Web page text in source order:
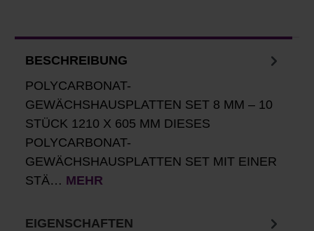
BESCHREIBUNG
POLYCARBONAT-
GEWÄCHSHAUSPLATTEN SET 8 MM – 10
STÜCK 1210 X 605 MM DIESES
POLYCARBONAT-
GEWÄCHSHAUSPLATTEN SET MIT EINER
STÄ… MEHR
EIGENSCHAFTEN